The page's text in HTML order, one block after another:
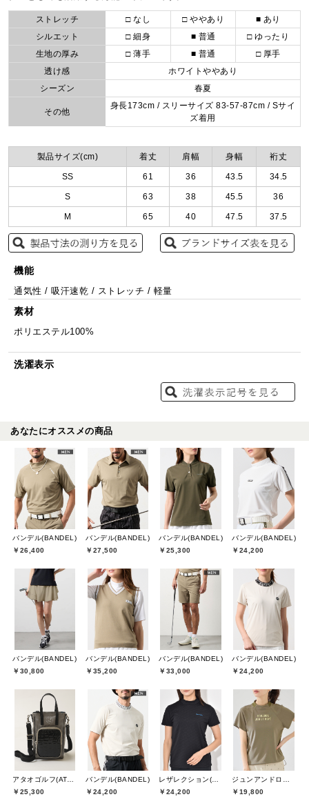
ストレッチ □ なし □ ややあり
■ あり
シルエット
□ 細身 ■ 普通
□ ゆったり
生地の厚み
□ 薄手 ■ 普通
□ 厚手
透け感
ホワイトややあり
シーズン
春夏
その他
身長173cm / スリーサイズ 83-57-87cm / Sサイ
ズ着用
製品サイズ(cm) 着丈 肩幅 身幅 裄丈
SS 61 36 43.5 34.5
S 63 38 45.5 36
M 65 40 47.5 37.5
機能
通気性 / 吸汗速乾 / ストレッチ / 軽量
素材
ポリエステル100%
洗濯表示
あなたにオススメの商品
バンデル(BANDEL)
￥26,400
バンデル(BANDEL)
￥27,500
バンデル(BANDEL)
￥25,300
バンデル(BANDEL)
￥24,200
バンデル(BANDEL)
￥30,800
バンデル(BANDEL)
￥35,200
バンデル(BANDEL)
￥33,000
バンデル(BANDEL)
￥24,200
アタオゴルフ(ATAOGOLF)
￥25,300
バンデル(BANDEL)
￥24,200
￥24,200
￥19,800